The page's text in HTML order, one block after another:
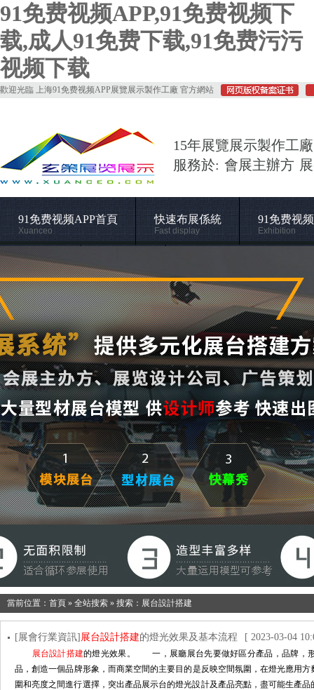
91免费视频APP,91免费视频下
载,成人91免费下载,91免费污污
视频下载
歡迎光臨 上海91免费视频APP展覽展示製作工廠 官方網站
15年展覽展示製作工廠
服務於: 會展主辦方
91免费视频APP首頁
Xuanceo
快速布展係統
Fast display
91免费视
Exhibition
常用材料
Supporting
施工管理
Construction About
當前位置： 首頁 » 全站搜索 » 搜索：展台設計搭建
[展會行業資訊] 展台設計搭建的燈光效果及基本流程 [ 2023-03-04
展台設計搭建的燈光效果。 一，展廳展台先要做好區分產品，品牌
品，創造一個品牌形象，而商業空間的主要目的是反映空間氛圍，在燈光應用
圍和亮度之間進行選擇，突出產品展示台的燈光設計及產品亮點，盡可能生產品